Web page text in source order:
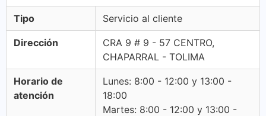
Tipo Servicio al cliente
Dirección
CRA 9 # 9 - 57 CENTRO,
CHAPARRAL - TOLIMA
Horario de
atención
Lunes: 8:00 - 12:00 y 13:00 -
18:00
Martes: 8:00 - 12:00 y 13:00 -